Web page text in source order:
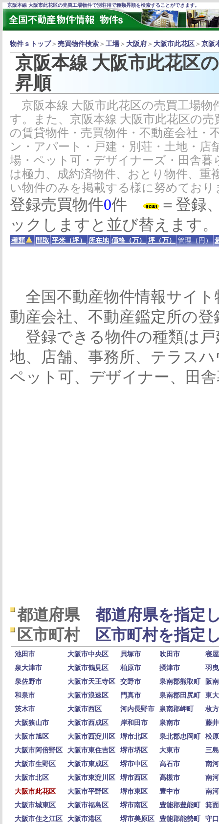
京阪本線 大阪市此花区の売買工場物件で別荘用で種類昇順を検索することができます。
物件ｓトップ＞ 売買物件検索 ＞ 工場 ＞ 大阪府 ＞ 大阪市此花区 ＞ 京阪
京阪本線 大阪市此花区
昇順
京阪本線 大阪市此花区の売買工場物
す。また、京阪本線 大阪市此花区の
の賃貸物件・売買物件・不動産会社・
ン・アパート・戸建・別荘・土地・
場・ペット可・デザイナーズ・田舎
は極力、成約済物件、おとり物件、
い物件のみを掲載する様に努めており
登録売買物件0件
＝登録
ックしますと並び替えます。
種類 間取 平米（坪） 所在地 価格（万） 坪（万） 管理（円）
全国不動産物件情報サイト
動産会社、不動産鑑定所の
登録できる物件の種類は
地、店舗、事務所、テラス
ペット可、デザイナー、田
都道府県
都道府県を指定
区市町村
区市町村を指定
池田市 大阪市中央区 貝塚市 吹田市
寝
泉大津市
大阪市鶴見区 柏原市 摂津市
羽
泉佐野市
大阪市天王寺区 交野市 泉南郡熊取町
阪
和泉市
大阪市浪速区 門真市 泉南郡田尻町
東
茨木市
大阪市西区 河内長野市 泉南郡岬町
枚
大阪狭山市
大阪市西成区 岸和田市 泉南市
藤
大阪市旭区
大阪市西淀川区 堺市北区 泉北郡忠岡町
松
大阪市阿倍野区
大阪市東住吉区 堺市堺区 大東市
三
大阪市生野区
大阪市東成区 堺市中区 高石市
南
大阪市北区
大阪市東淀川区 堺市西区 高槻市
南
大阪市此花区
大阪市平野区 堺市東区 豊中市
南
大阪市城東区
大阪市福島区 堺市南区 豊能郡豊能町
箕
大阪市住之江区
大阪市港区 堺市美原区 豊能郡能勢町
守